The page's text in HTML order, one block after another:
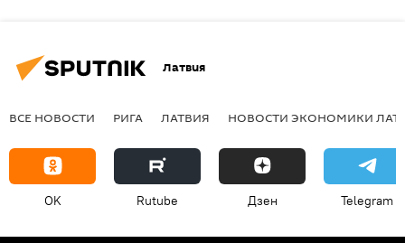
Латвия
ВСЕ НОВОСТИ РИГА ЛАТВИЯ НОВОСТИ ЭКОНОМИКИ
OK Rutube Дзен Telegram